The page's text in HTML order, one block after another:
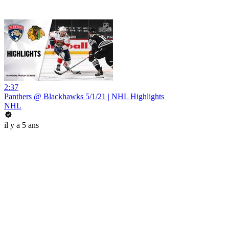
2:37
Panthers @ Blackhawks 5/1/21 | NHL Highlights
NHL
il y a 5 ans